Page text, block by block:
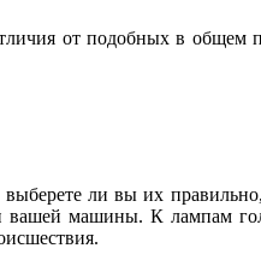
от подобных в
ли вы их
машины. К лампам